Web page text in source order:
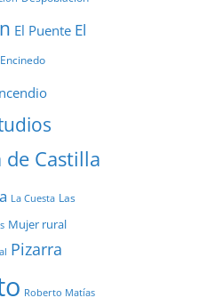
El Puente El
Encinedo
de Castilla
La Cuesta Las
Mujer rural
Pizarra
Roberto Matías